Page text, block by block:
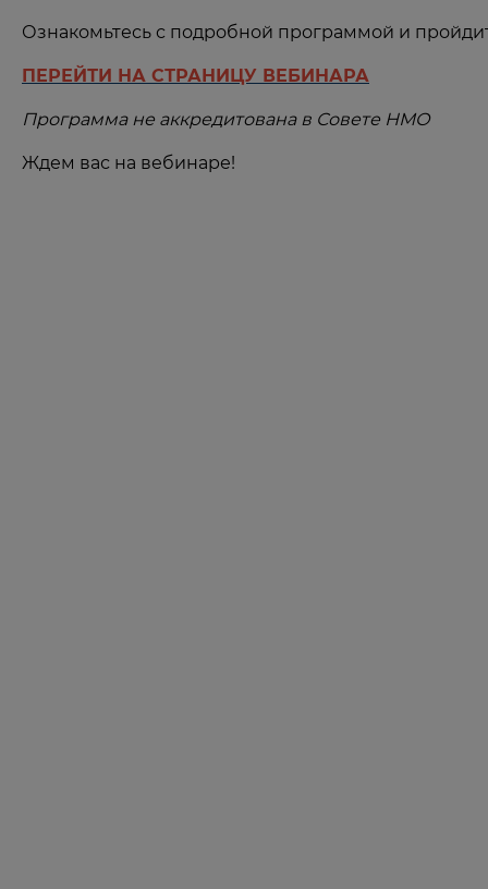
Ознакомьтесь с подробной программой и
ПЕРЕЙТИ НА СТРАНИЦУ ВЕБИНАРА
Программа не аккредитована в Совете НМО
Ждем вас на вебинаре!